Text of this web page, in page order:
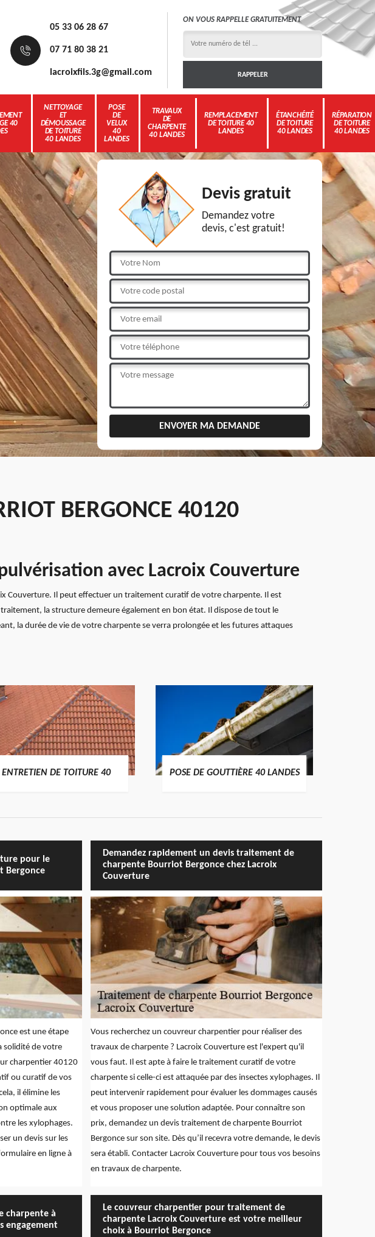
05 33 06 28 67
07 71 80 38 21
lacroixfils.3g@gmail.com
ON VOUS RAPPELLE GRATUITEMENT
40
NETTOYAGE
ET
DÉMOUSSAGE
DE TOITURE
40 LANDES
POSE
DE
VELUX
40
LANDES
TRAVAUX
DE
CHARPENTE
40 LANDES
REMPLACEMENT
DE TOITURE 40
LANDES
ÉTANCHÉITÉ
DE TOITURE
40 LANDES
RÉPARATION
DE TOITURE
40 LANDES
Devis gratuit
Demandez votre
devis, c'est gratuit!
BERGONCE 40120
avec Lacroix Couverture
Couverture. Il peut effectuer un traitement curatif de votre charpente. Il est
la structure demeure également en bon état. Il dispose de tout le
la durée de vie de votre charpente se verra prolongée et les futures attaques
ENTRETIEN DE TOITURE 40 POSE DE GOUTTIÈRE 40 LANDES
pour le
Bergonce
est une étape
solidité de votre
charpentier 40120
ou curatif de vos
il élimine les
optimale aux
les xylophages.
un devis sur les
en ligne à
Demandez rapidement un devis traitement de
charpente Bourriot Bergonce chez Lacroix
Couverture
Vous recherchez un couvreur charpentier pour réaliser des
travaux de charpente ? Lacroix Couverture est l'expert qu'il
vous faut. Il est apte à faire le traitement curatif de votre
charpente si celle-ci est attaquée par des insectes xylophages. Il
peut intervenir rapidement pour évaluer les dommages causés
et vous proposer une solution adaptée. Pour connaître son
prix, demandez un devis traitement de charpente Bourriot
Bergonce sur son site. Dès qu’il recevra votre demande, le devis
sera établi. Contacter Lacroix Couverture pour tous vos besoins
en travaux de charpente.
charpente à
engagement
Le couvreur charpentier pour traitement de
charpente Lacroix Couverture est votre meilleur
choix à Bourriot Bergonce